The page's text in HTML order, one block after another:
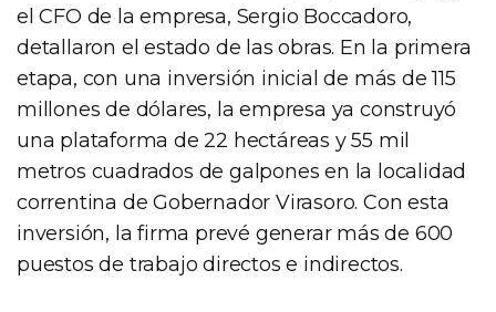
el CFO de la empresa, Sergio Boccadoro,
detallaron el estado de las obras. En la primera
etapa, con una inversión inicial de más de 115
millones de dólares, la empresa ya construyó
una plataforma de 22 hectáreas y 55 mil
metros cuadrados de galpones en la localidad
correntina de Gobernador Virasoro. Con esta
inversión, la firma prevé generar más de 600
puestos de trabajo directos e indirectos.